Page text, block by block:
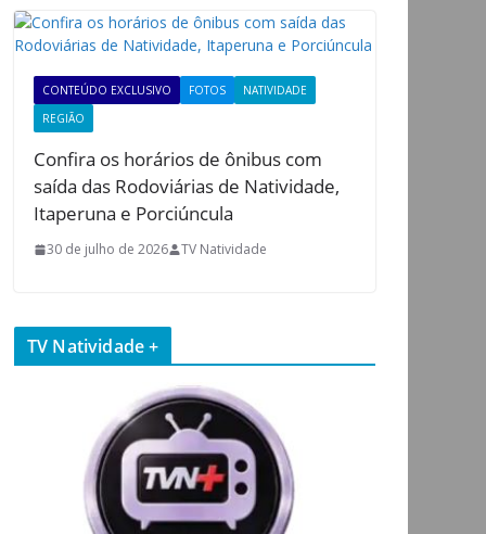
CONTEÚDO EXCLUSIVO FOTOS
NATIVIDADE
REGIÃO
Confira os horários de ônibus com
saída das Rodoviárias de Natividade,
Itaperuna e Porciúncula
30 de julho de 2026 TV Natividade
TV Natividade +